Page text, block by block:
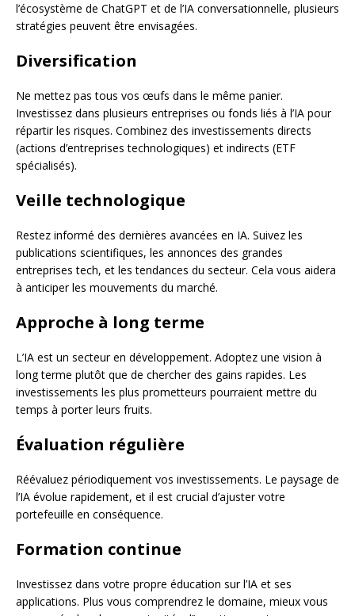
l’écosystème de ChatGPT et de l’IA conversationnelle, plusieurs
stratégies peuvent être envisagées.
Diversification
Ne mettez pas tous vos œufs dans le même panier.
Investissez dans plusieurs entreprises ou fonds liés à l’IA pour
répartir les risques. Combinez des investissements directs
(actions d’entreprises technologiques) et indirects (ETF
spécialisés).
Veille technologique
Restez informé des dernières avancées en IA. Suivez les
publications scientifiques, les annonces des grandes
entreprises tech, et les tendances du secteur. Cela vous aidera
à anticiper les mouvements du marché.
Approche à long terme
L’IA est un secteur en développement. Adoptez une vision à
long terme plutôt que de chercher des gains rapides. Les
investissements les plus prometteurs pourraient mettre du
temps à porter leurs fruits.
Évaluation régulière
Réévaluez périodiquement vos investissements. Le paysage de
l’IA évolue rapidement, et il est crucial d’ajuster votre
portefeuille en conséquence.
Formation continue
Investissez dans votre propre éducation sur l’IA et ses
applications. Plus vous comprendrez le domaine, mieux vous